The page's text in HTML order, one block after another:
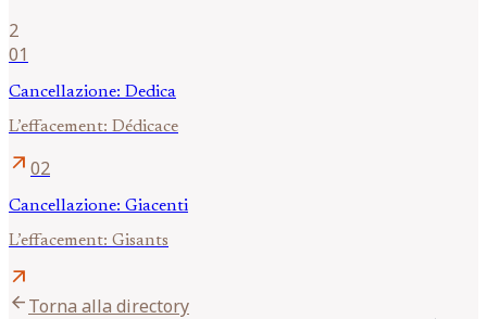
2
01
Cancellazione: Dedica
L’effacement: Dédicace
arrow_outward 02
Cancellazione: Giacenti
L’effacement: Gisants
arrow_outward
arrow_backTorna alla directory